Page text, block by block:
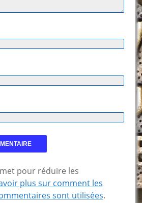
pour réduire les
plus sur comment les
sont utilisées.